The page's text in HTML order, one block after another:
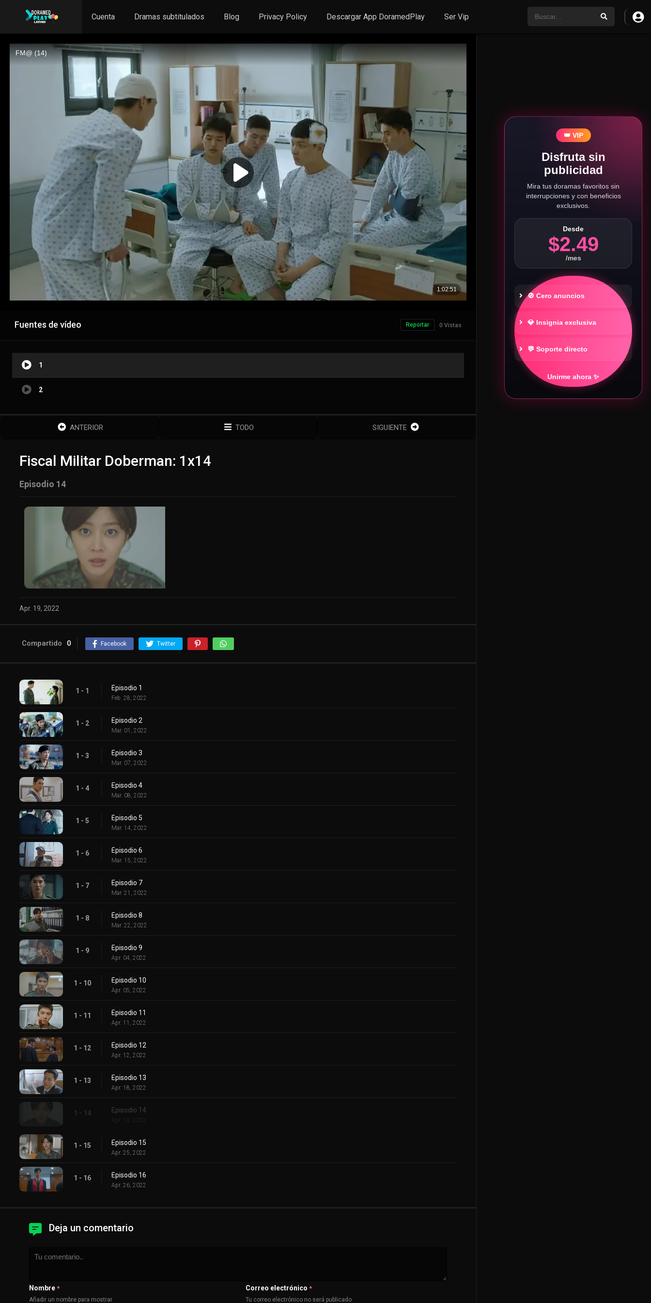
Cuenta Dramas subtitulados Blog Privacy Policy Descargar App DoramedPlay Ser Vip
Fuentes de vídeo 0 Vistas
Reportar
1
2
ANTERIOR TODO SIGUIENTE
Fiscal Militar Doberman: 1x14
Episodio 14
Apr. 19, 2022
Compartido 0 Facebook Twitter
1 - 1 Episodio 1
Feb. 28, 2022
1 - 2 Episodio 2
Mar. 01, 2022
1 - 3 Episodio 3
Mar. 07, 2022
1 - 4 Episodio 4
Mar. 08, 2022
1 - 5 Episodio 5
Mar. 14, 2022
1 - 6 Episodio 6
Mar. 15, 2022
1 - 7 Episodio 7
Mar. 21, 2022
1 - 8 Episodio 8
Mar. 22, 2022
1 - 9 Episodio 9
Apr. 04, 2022
1 - 10 Episodio 10
Apr. 05, 2022
1 - 11 Episodio 11
Apr. 11, 2022
1 - 12 Episodio 12
Apr. 12, 2022
1 - 13 Episodio 13
Apr. 18, 2022
1 - 14 Episodio 14
Apr. 19, 2022
1 - 15 Episodio 15
Apr. 25, 2022
1 - 16 Episodio 16
Apr. 26, 2022
Deja un comentario
Nombre *
Añadir un nombre para mostrar
Correo electrónico *
Tu correo electrónico no será publicado
👑 VIP
Disfruta sin
publicidad
Mira tus doramas favoritos sin
interrupciones y con beneficios
exclusivos.
Desde
$2.49
/mes
🚫 Cero anuncios
💎 Insignia exclusiva
💬 Soporte directo
Unirme ahora ✨